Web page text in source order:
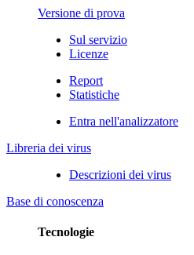
Versione di prova
Sul servizio
Licenze
Report
Statistiche
Entra nell'analizzatore
Libreria dei virus
Descrizioni dei virus
Base di conoscenza
Tecnologie